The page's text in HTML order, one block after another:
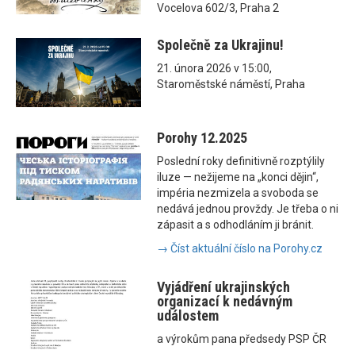
Vocelova 602/3, Praha 2
Společně za Ukrajinu!
21. února 2026 v 15:00,
Staroměstské náměstí, Praha
Porohy 12.2025
Poslední roky definitivně rozptýlily
iluze — nežijeme na „konci dějin“,
impéria nezmizela a svoboda se
nedává jednou provždy. Je třeba o ni
zápasit a s odhodláním ji bránit.
→ Číst aktuální číslo na Porohy.cz
Vyjádření ukrajinských
organizací k nedávným
událostem
a výrokům pana předsedy PSP ČR